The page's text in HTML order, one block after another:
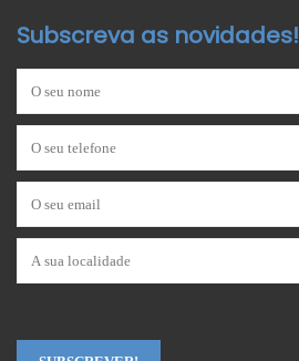
Subscreva as novidades!